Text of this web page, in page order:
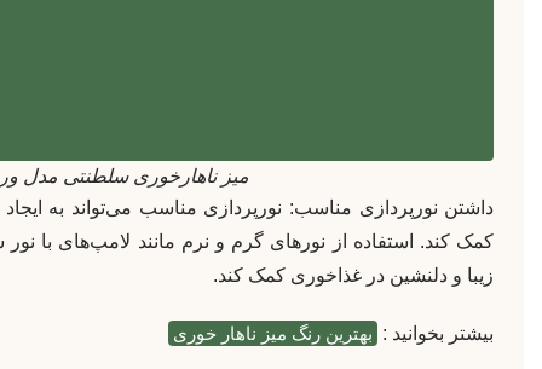
میز ناهارخوری سلطنتی مدل
داشتن نورپردازی مناسب: نورپردازی مناسب می‌تواند به
کمک کند. استفاده از نورهای گرم و نرم مانند لامپ‌های با
زیبا و دلنشین در غذاخوری کمک کند.
بیشتر بخوانید : بهترین رنگ میز ناهار خوری